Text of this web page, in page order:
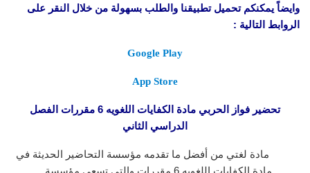
وايضاً يمكنكم تحميل تطبيقنا والطلب بسهولة من خلال النقر على
الروابط التالية :
Google Play
App Store
تحضير فواز الحربي مادة الكفايات اللغويه 6 مقررات الفصل
الدراسي الثاني
مادة لغتي من أفضل ما تقدمه مؤسسة التحاضير الحديثة في